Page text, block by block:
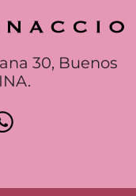
30, Buenos